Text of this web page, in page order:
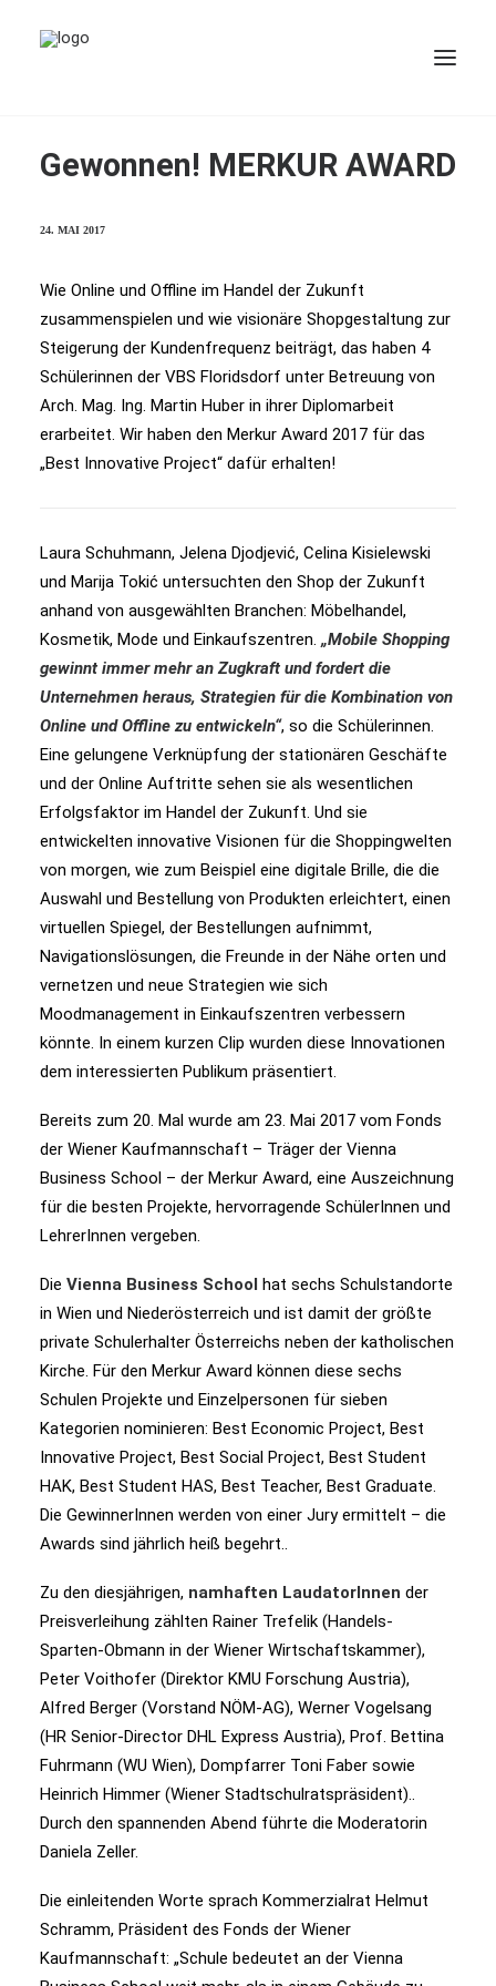
Gewonnen! MERKUR AWARD
24. MAI 2017
Wie Online und Offline im Handel der Zukunft
zusammenspielen und wie visionäre Shopgestaltung zur
Steigerung der Kundenfrequenz beiträgt, das haben 4
Schülerinnen der VBS Floridsdorf unter Betreuung von
Arch. Mag. Ing. Martin Huber in ihrer Diplomarbeit
erarbeitet. Wir haben den Merkur Award 2017 für das
„Best Innovative Project“ dafür erhalten!
Laura Schuhmann, Jelena Djodjević, Celina Kisielewski
und Marija Tokić untersuchten den Shop der Zukunft
anhand von ausgewählten Branchen: Möbelhandel,
Kosmetik, Mode und Einkaufszentren. „Mobile Shopping
gewinnt immer mehr an Zugkraft und fordert die
Unternehmen heraus, Strategien für die Kombination von
Online und Offline zu entwickeln“, so die Schülerinnen.
Eine gelungene Verknüpfung der stationären Geschäfte
und der Online Auftritte sehen sie als wesentlichen
Erfolgsfaktor im Handel der Zukunft. Und sie
entwickelten innovative Visionen für die Shoppingwelten
von morgen, wie zum Beispiel eine digitale Brille, die die
Auswahl und Bestellung von Produkten erleichtert, einen
virtuellen Spiegel, der Bestellungen aufnimmt,
Navigationslösungen, die Freunde in der Nähe orten und
vernetzen und neue Strategien wie sich
Moodmanagement in Einkaufszentren verbessern
könnte. In einem kurzen Clip wurden diese Innovationen
dem interessierten Publikum präsentiert.
Bereits zum 20. Mal wurde am 23. Mai 2017 vom Fonds
der Wiener Kaufmannschaft – Träger der Vienna
Business School – der Merkur Award, eine Auszeichnung
für die besten Projekte, hervorragende SchülerInnen und
LehrerInnen vergeben.
Die Vienna Business School hat sechs Schulstandorte
in Wien und Niederösterreich und ist damit der größte
private Schulerhalter Österreichs neben der katholischen
Kirche. Für den Merkur Award können diese sechs
Schulen Projekte und Einzelpersonen für sieben
Kategorien nominieren: Best Economic Project, Best
Innovative Project, Best Social Project, Best Student
HAK, Best Student HAS, Best Teacher, Best Graduate.
Die GewinnerInnen werden von einer Jury ermittelt – die
Awards sind jährlich heiß begehrt..
Zu den diesjährigen, namhaften LaudatorInnen der
Preisverleihung zählten Rainer Trefelik (Handels-
Sparten-Obmann in der Wiener Wirtschaftskammer),
Peter Voithofer (Direktor KMU Forschung Austria),
Alfred Berger (Vorstand NÖM-AG), Werner Vogelsang
(HR Senior-Director DHL Express Austria), Prof. Bettina
Fuhrmann (WU Wien), Dompfarrer Toni Faber sowie
Heinrich Himmer (Wiener Stadtschulratspräsident)..
Durch den spannenden Abend führte die Moderatorin
Daniela Zeller.
Die einleitenden Worte sprach Kommerzialrat Helmut
Schramm, Präsident des Fonds der Wiener
Kaufmannschaft: „Schule bedeutet an der Vienna